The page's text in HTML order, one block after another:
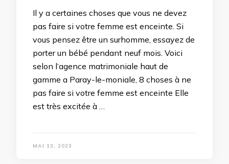
Il y a certaines choses que vous ne devez
pas faire si votre femme est enceinte. Si
vous pensez être un surhomme, essayez de
porter un bébé pendant neuf mois. Voici
selon l‘agence matrimoniale haut de
gamme a Paray-le-moniale, 8 choses à ne
pas faire si votre femme est enceinte Elle
est très excitée à …
MAI 13, 2023